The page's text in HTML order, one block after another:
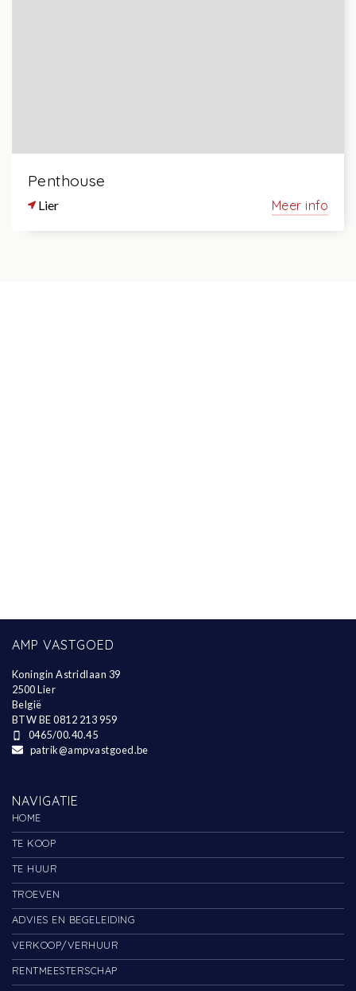
Penthouse
Lier Meer info
AMP VASTGOED
Koningin Astridlaan 39
2500 Lier
België
BTW BE 0812 213 959
0465/00.40.45
patrik@ampvastgoed.be
NAVIGATIE
HOME
TE KOOP
TE HUUR
TROEVEN
ADVIES EN BEGELEIDING
VERKOOP/VERHUUR
RENTMEESTERSCHAP